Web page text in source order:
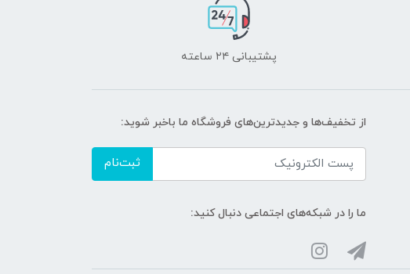
پشتیبانی ۲۴ ساعته
از تخفیف‌ها و جدیدترین‌های فروشگاه ما باخبر شوید:
ثبت‌نام
ما را در شبکه‌های اجتماعی دنبال کنید: